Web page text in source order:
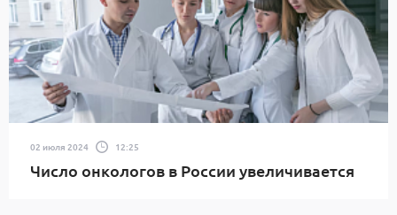
02 июля 2024 12:25
Число онкологов в России увеличивается